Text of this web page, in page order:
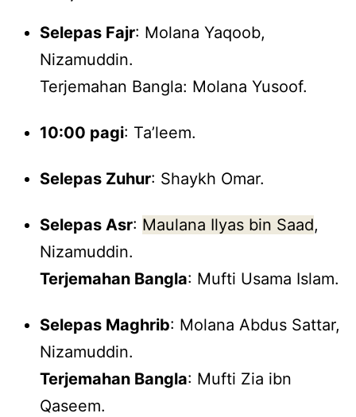
Selepas Fajr: Molana Yaqoob,
Nizamuddin.
Terjemahan Bangla: Molana Yusoof.
10:00 pagi: Ta’leem.
Selepas Zuhur: Shaykh Omar.
Selepas Asr: Maulana Ilyas bin Saad,
Nizamuddin.
Terjemahan Bangla: Mufti Usama Islam.
Selepas Maghrib: Molana Abdus Sattar,
Nizamuddin.
Terjemahan Bangla: Mufti Zia ibn
Qaseem.